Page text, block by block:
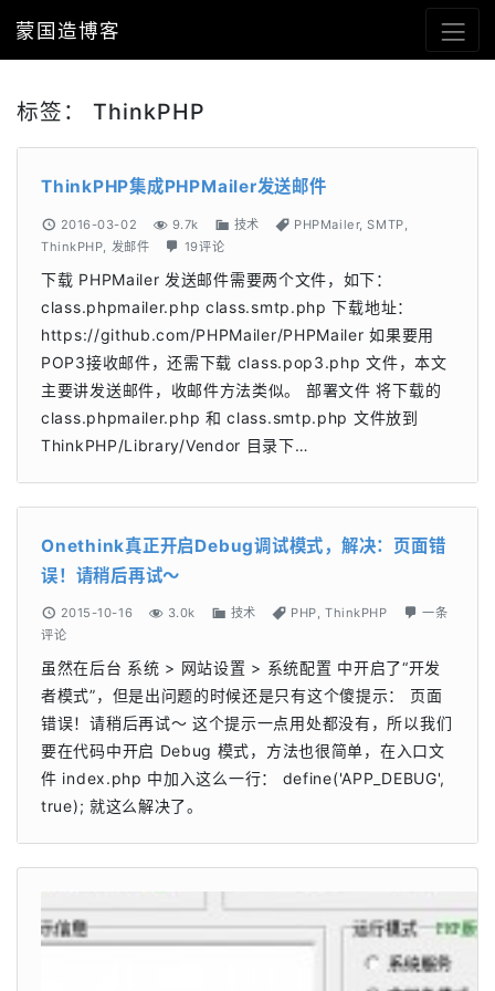
蒙国造博客
标签： ThinkPHP
ThinkPHP集成PHPMailer发送邮件
2016-03-02 9.7k 技术 PHPMailer,SMTP
ThinkPHP
发邮件 19评论
下载 PHPMailer 发送邮件需要两个文件，如下：
class.phpmailer.php class.smtp.php 下载地址：
https://github.com/PHPMailer/PHPMailer 如果要用
POP3接收邮件，还需下载 class.pop3.php 文件，本文
主要讲发送邮件，收邮件方法类似。 部署文件 将下载的
class.phpmailer.php 和 class.smtp.php 文件放到
ThinkPHP/Library/Vendor 目录下…
Onethink真正开启Debug调试模式，解决：页面错
误！请稍后再试～
2015-10-16 3.0k 技术 PHP,ThinkPHP
一条
评论
虽然在后台 系统 > 网站设置 > 系统配置 中开启了“开发
者模式”，但是出问题的时候还是只有这个傻提示： 页面
错误！请稍后再试～ 这个提示一点用处都没有，所以我们
要在代码中开启 Debug 模式，方法也很简单，在入口文
件 index.php 中加入这么一行： define('APP_DEBUG',
true); 就这么解决了。